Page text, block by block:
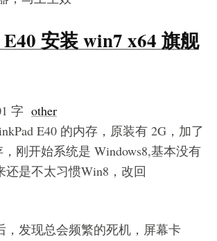
安装 win7 x64 旗舰
字 other
E40 的内存，原装有 2G，加了
刚开始系统是 Windows8,基本没有
还是不太习惯Win8，改回
，发现总会频繁的死机，屏幕卡